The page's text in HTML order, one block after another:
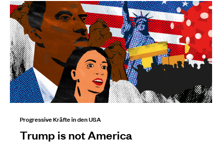
Progressive Kräfte in den USA
Trump is not America